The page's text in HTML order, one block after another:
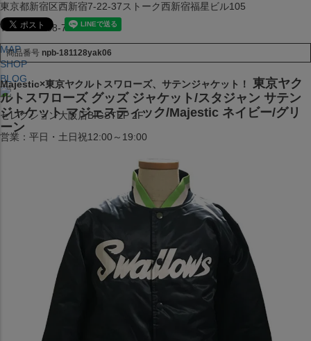
東京都新宿区西新宿7-22-37ストーク西新宿福星ビル105
TEL:03-5338-7231
MAP
SHOP
BLOG
セレクション大阪店BIGSTEP 2F
営業：平日・土日祝12:00～19:00
大阪府大阪市中央区西心斎橋1丁目6番14号
JR水道橋駅西口店
営業：土・日・祝日のみ 12:00-18:00
商品番号 npb-181128yak06
Majestic×東京ヤクルトスワローズ、サテンジャケット！
東京ヤク
ルトスワローズ グッズ ジャケット/スタジャン サテン
ジャケット マジェスティック/Majestic ネイビー/グリ
ーン